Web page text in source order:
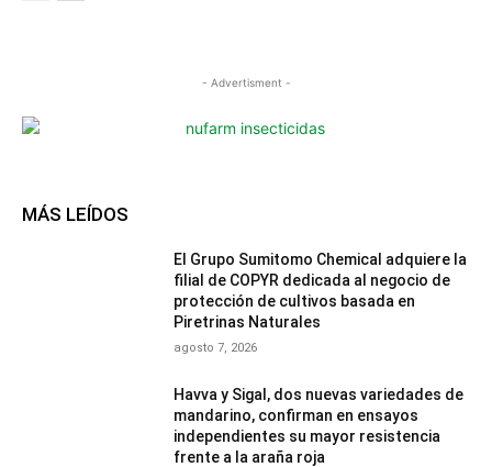
- Advertisment -
MÁS LEÍDOS
El Grupo Sumitomo Chemical adquiere la
filial de COPYR dedicada al negocio de
protección de cultivos basada en
Piretrinas Naturales
agosto 7, 2026
Havva y Sigal, dos nuevas variedades de
mandarino, confirman en ensayos
independientes su mayor resistencia
frente a la araña roja